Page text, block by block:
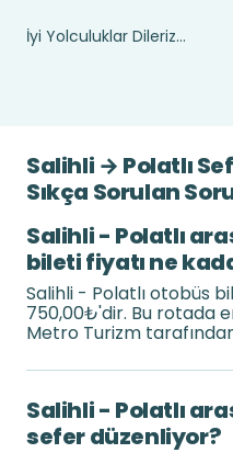
İyi Yolculuklar Dileriz...
Salihli → Polatlı
Sıkça Sorulan
Salihli - Polatlı
bileti fiyatı ne
Salihli - Polatlı otobüs
750,00₺'dir. Bu rotada
Metro Turizm
Salihli - Polatlı
sefer düzenliyor?